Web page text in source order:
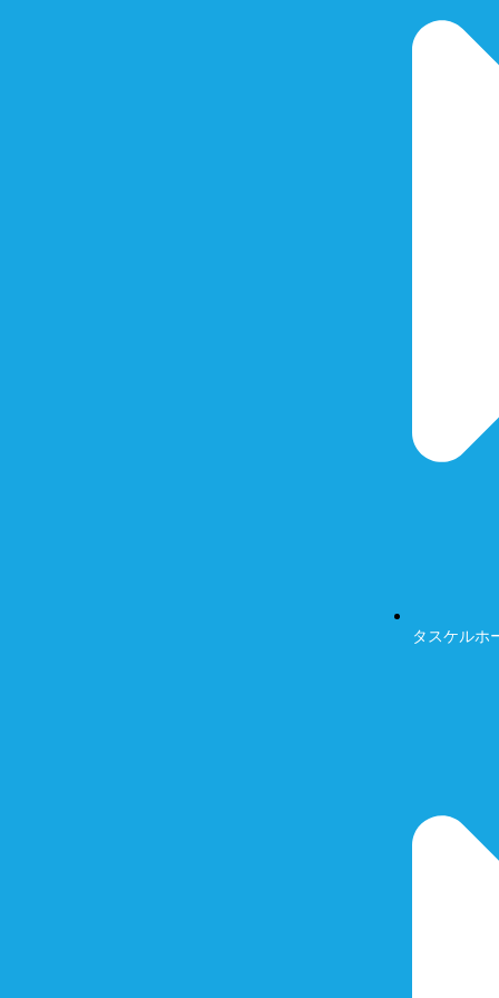
タスケルホ